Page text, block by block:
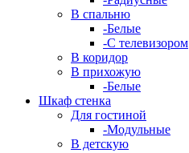
В спальню
-Белые
-С телевизором
В коридор
В прихожую
-Белые
Шкаф стенка
Для гостиной
-Модульные
В детскую